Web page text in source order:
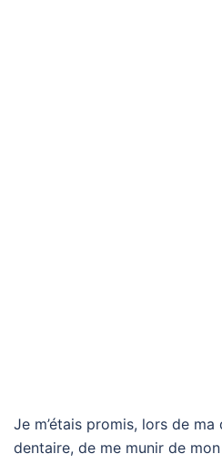
Je m’étais promis, lors de
dentaire, de me munir de